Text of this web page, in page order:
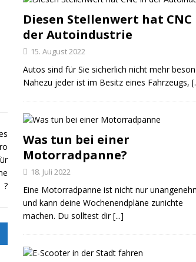
Diesen Stellenwert hat CNC
der Autoindustrie
15. August 2022
Autos sind für Sie sicherlich nicht mehr
Nahezu jeder ist im Besitz eines Fahrzeugs,
Was tun bei einer
Motorradpanne?
18. Juli 2022
Eine Motorradpanne ist nicht nur
und kann deine Wochenendpläne zunichte
machen. Du solltest dir[...]